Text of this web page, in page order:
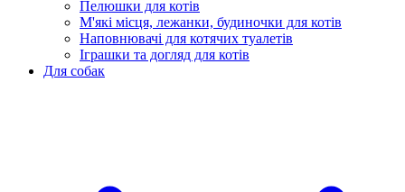
Пелюшки для котів
М'які місця, лежанки, будиночки для котів
Наповнювачі для котячих туалетів
Іграшки та догляд для котів
Для собак